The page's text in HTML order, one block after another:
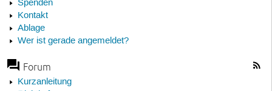
Spenden
Kontakt
Ablage
Wer ist gerade angemeldet?
Forum
Kurzanleitung